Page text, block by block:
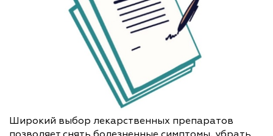
Широкий выбор лекарственных препаратов